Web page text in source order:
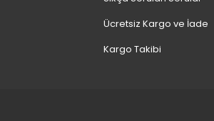
Ücretsiz Kargo ve İade
Kargo Takibi